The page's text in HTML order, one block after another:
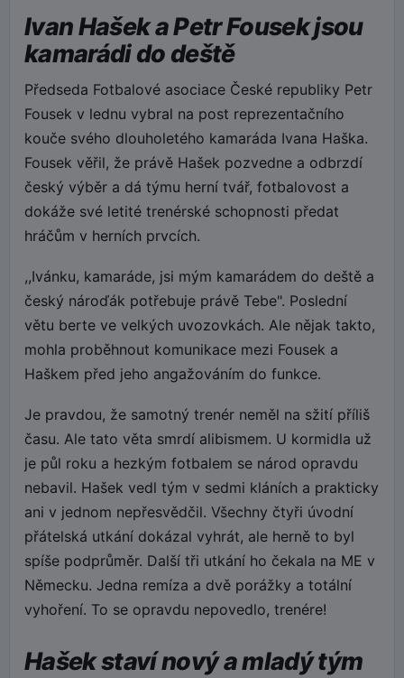
Ivan Hašek a Petr Fousek jsou
kamarádi do deště
Předseda Fotbalové asociace České republiky Petr
Fousek v lednu vybral na post reprezentačního
kouče svého dlouholetého kamaráda Ivana Haška.
Fousek věřil, že právě Hašek pozvedne a odbrzdí
český výběr a dá týmu herní tvář, fotbalovost a
dokáže své letité trenérské schopnosti předat
hráčům v herních prvcích.
,,Ivánku, kamaráde, jsi mým kamarádem do deště a
český nároďák potřebuje právě Tebe". Poslední
větu berte ve velkých uvozovkách. Ale nějak takto,
mohla proběhnout komunikace mezi Fousek a
Haškem před jeho angažováním do funkce.
Je pravdou, že samotný trenér neměl na sžití příliš
času. Ale tato věta smrdí alibismem. U kormidla už
je půl roku a hezkým fotbalem se národ opravdu
nebavil. Hašek vedl tým v sedmi kláních a prakticky
ani v jednom nepřesvědčil. Všechny čtyři úvodní
přátelská utkání dokázal vyhrát, ale herně to byl
spíše podprůměr. Další tři utkání ho čekala na ME v
Německu. Jedna remíza a dvě porážky a totální
vyhoření. To se opravdu nepovedlo, trenére!
Hašek staví nový a mladý tým